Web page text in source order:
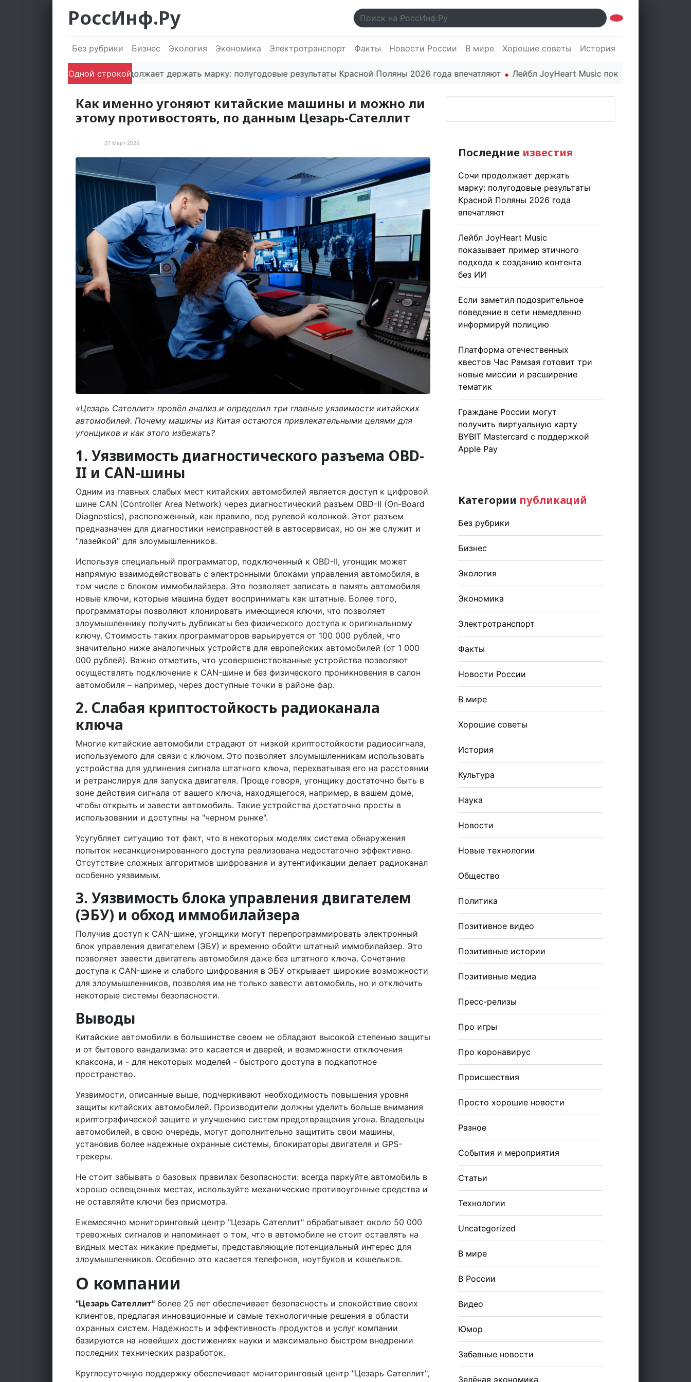
РоссИнф.Ру
Без рубрики Бизнес Экология Экономика Электротранспорт Факты Новости России В мире Хорошие советы История
Одной строкой
Сочи продолжает держать марку: полугодовые результаты Красной Поляны 2026 года впечатляют Лейбл JoyHeart Music показывает пример
Как именно угоняют китайские машины и можно ли
этому противостоять, по данным Цезарь-Сателлит
27 Март 2025
«Цезарь Сателлит» провёл анализ и определил три главные уязвимости китайских
автомобилей. Почему машины из Китая остаются привлекательными целями для
угонщиков и как этого избежать?
1. Уязвимость диагностического разъема OBD-
II и CAN-шины
Одним из главных слабых мест китайских автомобилей является доступ к цифровой
шине CAN (Controller Area Network) через диагностический разъем OBD-II (On-Board
Diagnostics), расположенный, как правило, под рулевой колонкой. Этот разъем
предназначен для диагностики неисправностей в автосервисах, но он же служит и
"лазейкой" для злоумышленников.
Используя специальный программатор, подключенный к OBD-II, угонщик может
напрямую взаимодействовать с электронными блоками управления автомобиля, в
том числе с блоком иммобилайзера. Это позволяет записать в память автомобиля
новые ключи, которые машина будет воспринимать как штатные. Более того,
программаторы позволяют клонировать имеющиеся ключи, что позволяет
злоумышленнику получить дубликаты без физического доступа к оригинальному
ключу. Стоимость таких программаторов варьируется от 100 000 рублей, что
значительно ниже аналогичных устройств для европейских автомобилей (от 1 000
000 рублей). Важно отметить, что усовершенствованные устройства позволяют
осуществлять подключение к CAN-шине и без физического проникновения в салон
автомобиля – например, через доступные точки в районе фар.
2. Слабая криптостойкость радиоканала
ключа
Многие китайские автомобили страдают от низкой криптостойкости радиосигнала,
используемого для связи с ключом. Это позволяет злоумышленникам использовать
устройства для удлинения сигнала штатного ключа, перехватывая его на расстоянии
и ретранслируя для запуска двигателя. Проще говоря, угонщику достаточно быть в
зоне действия сигнала от вашего ключа, находящегося, например, в вашем доме,
чтобы открыть и завести автомобиль. Такие устройства достаточно просты в
использовании и доступны на "черном рынке".
Усугубляет ситуацию тот факт, что в некоторых моделях система обнаружения
попыток несанкционированного доступа реализована недостаточно эффективно.
Отсутствие сложных алгоритмов шифрования и аутентификации делает радиоканал
особенно уязвимым.
3. Уязвимость блока управления двигателем
(ЭБУ) и обход иммобилайзера
Получив доступ к CAN-шине, угонщики могут перепрограммировать электронный
блок управления двигателем (ЭБУ) и временно обойти штатный иммобилайзер. Это
позволяет завести двигатель автомобиля даже без штатного ключа. Сочетание
доступа к CAN-шине и слабого шифрования в ЭБУ открывает широкие возможности
для злоумышленников, позволяя им не только завести автомобиль, но и отключить
некоторые системы безопасности.
Выводы
Китайские автомобили в большинстве своем не обладают высокой степенью защиты
и от бытового вандализма: это касается и дверей, и возможности отключения
клаксона, и - для некоторых моделей - быстрого доступа в подкапотное
пространство.
Уязвимости, описанные выше, подчеркивают необходимость повышения уровня
защиты китайских автомобилей. Производители должны уделить больше внимания
криптографической защите и улучшению систем предотвращения угона. Владельцы
автомобилей, в свою очередь, могут дополнительно защитить свои машины,
установив более надежные охранные системы, блокираторы двигателя и GPS-
трекеры.
Не стоит забывать о базовых правилах безопасности: всегда паркуйте автомобиль в
хорошо освещенных местах, используйте механические противоугонные средства и
не оставляйте ключи без присмотра.
Ежемесячно мониторинговый центр "Цезарь Сателлит" обрабатывает около 50 000
тревожных сигналов и напоминает о том, что в автомобиле не стоит оставлять на
видных местах никакие предметы, представляющие потенциальный интерес для
злоумышленников. Особенно это касается телефонов, ноутбуков и кошельков.
О компании
"Цезарь Сателлит" более 25 лет обеспечивает безопасность и спокойствие своих
клиентов, предлагая инновационные и самые технологичные решения в области
охранных систем. Надежность и эффективность продуктов и услуг компании
базируются на новейших достижениях науки и максимально быстром внедрении
последних технических разработок.
Круглосуточную поддержку обеспечивает мониторинговый центр "Цезарь Сателлит",
Последние известия
Сочи продолжает держать
марку: полугодовые результаты
Красной Поляны 2026 года
впечатляют
Лейбл JoyHeart Music
показывает пример этичного
подхода к созданию контента
без ИИ
Если заметил подозрительное
поведение в сети немедленно
информируй полицию
Платформа отечественных
квестов Час Рамзая готовит три
новые миссии и расширение
тематик
Граждане России могут
получить виртуальную карту
BYBIT Mastercard с поддержкой
Apple Pay
Категории публикаций
Без рубрики
Бизнес
Экология
Экономика
Электротранспорт
Факты
Новости России
В мире
Хорошие советы
История
Культура
Наука
Новости
Новые технологии
Общество
Политика
Позитивное видео
Позитивные истории
Позитивные медиа
Пресс-релизы
Про игры
Про коронавирус
Происшествия
Просто хорошие новости
Разное
События и мероприятия
Статьи
Технологии
Uncategorized
В мире
В России
Видео
Юмор
Забавные новости
Зелёная экономика